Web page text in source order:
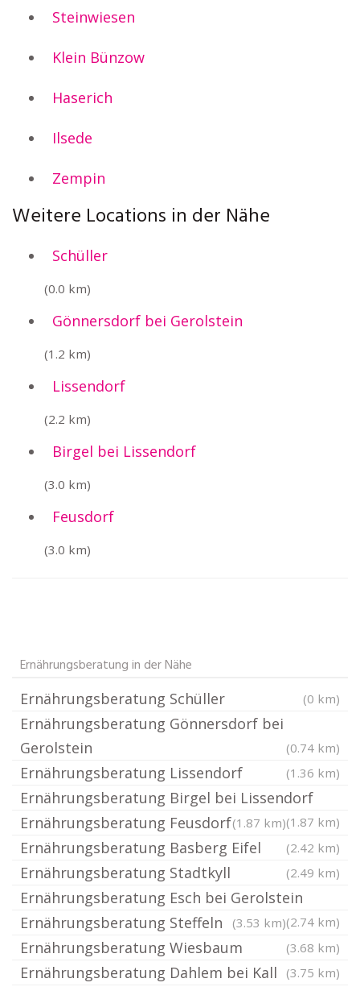
Steinwiesen
Klein Bünzow
Haserich
Ilsede
Zempin
Weitere Locations in der Nähe
Schüller
(0.0 km)
Gönnersdorf bei Gerolstein
(1.2 km)
Lissendorf
(2.2 km)
Birgel bei Lissendorf
(3.0 km)
Feusdorf
(3.0 km)
Ernährungsberatung in der Nähe
Ernährungsberatung Schüller (0 km)
Ernährungsberatung Gönnersdorf bei
Gerolstein
(0.74 km)
Ernährungsberatung Lissendorf (1.36 km)
Ernährungsberatung Birgel bei Lissendorf
(1.87 km)
Ernährungsberatung Feusdorf(1.87 km)
Ernährungsberatung Basberg Eifel (2.42 km)
Ernährungsberatung Stadtkyll (2.49 km)
Ernährungsberatung Esch bei Gerolstein
(2.74 km)
Ernährungsberatung Steffeln (3.53 km)
Ernährungsberatung Wiesbaum (3.68 km)
Ernährungsberatung Dahlem bei Kall (3.75 km)